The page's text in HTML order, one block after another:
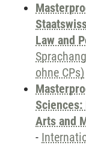
Law and
ohne CPs)
Arts and
-